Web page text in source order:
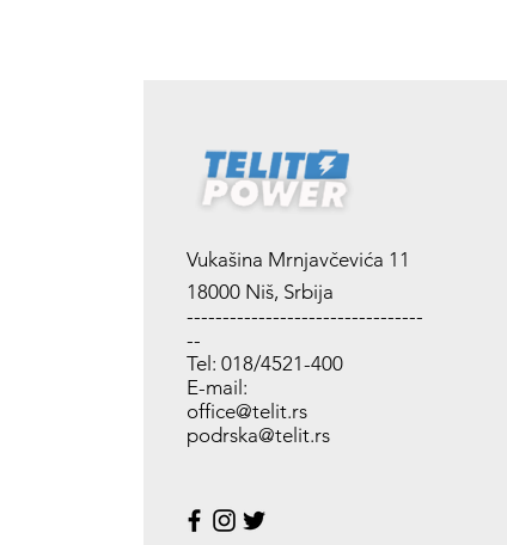
Vukašina Mrnjavčevića 11
18000 Niš, Srbija
---------------------------------
--
Tel: 018/4521-400
E-mail:
office@telit.rs
podrska@telit.rs